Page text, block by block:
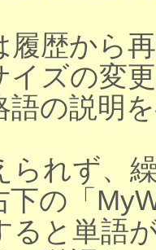
履歴から
イズの変
語の説明
られず、
下の「
ると単語